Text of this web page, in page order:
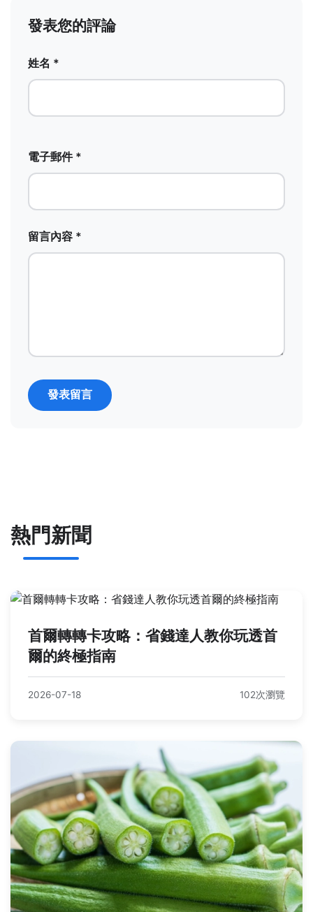
發表您的評論
姓名 *
電子郵件 *
留言內容 *
發表留言
熱門新聞
首爾轉轉卡攻略：省錢達人教你玩透首
爾的終極指南
2026-07-18 102次瀏覽